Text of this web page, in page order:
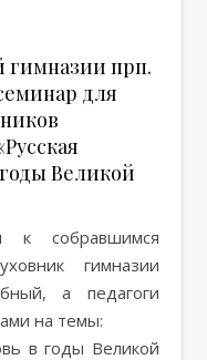
гимназии прп.
для
Великой
гимназии
а педагоги
на темы:
в годы Великой